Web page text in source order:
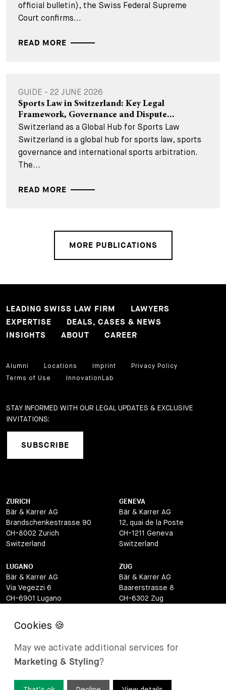
official bulletin), the Swiss Federal Supreme
Court confirms...
READ MORE
GUIDE - 22 JUNE 2026
Sports Law in Switzerland: Key Legal
Framework, Governance and Dispute...
Switzerland as a Global Hub for Sports Law
Switzerland is a global hub for sports law, sports
governance and international sports arbitration.
The...
READ MORE
MORE PUBLICATIONS
LEADING SWISS LAW FIRM
LAWYERS
EXPERTISE
DEALS, CASES & NEWS
INSIGHTS
ABOUT CAREER
Alumni Locations Imprint
Privacy Policy
Terms of Use
InnovationLab
STAY INFORMED WITH OUR LEGAL UPDATES & EXCLUSIVE
INVITATIONS:
SUBSCRIBE
ZURICH
Bär & Karrer AG
Brandschenkestrasse 90
CH-8002 Zurich
Switzerland
GENEVA
Bär & Karrer AG
12, quai de la Poste
CH-1211 Geneva
Switzerland
LUGANO
Bär & Karrer AG
Via Vegezzi 6
CH-6901 Lugano
ZUG
Bär & Karrer AG
Baarerstrasse 8
CH-6302 Zug
BASEL
Lange Gasse 47
CH-4052 Basel
Via Maistra 2
May we activate additional services for
Marketing & Styling?